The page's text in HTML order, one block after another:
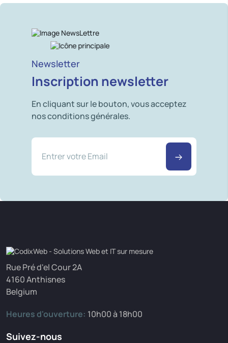
Newsletter
Inscription newsletter
En cliquant sur le bouton, vous acceptez
nos conditions générales.
Rue Pré d'el Cour 2A
4160 Anthisnes
Belgium
Heures d'ouverture: 10h00 à 18h00
Suivez-nous